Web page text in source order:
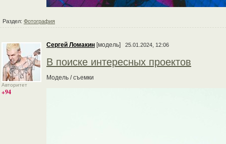
Раздел: Фотография
Авторитет
+94
Сергей Ломакин [модель] 25.01.2024, 12:06
В поиске интересных проектов
Модель / съемки